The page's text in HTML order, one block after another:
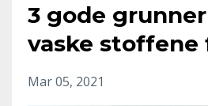
3 gode
vaske stoffene
Mar 05, 2021